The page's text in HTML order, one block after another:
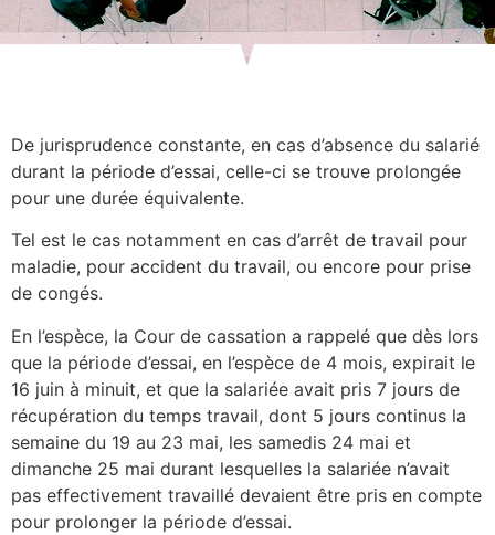
De jurisprudence constante, en cas d’absence du salarié
durant la période d’essai, celle-ci se trouve prolongée
pour une durée équivalente.
Tel est le cas notamment en cas d’arrêt de travail pour
maladie, pour accident du travail, ou encore pour prise
de congés.
En l’espèce, la Cour de cassation a rappelé que dès lors
que la période d’essai, en l’espèce de 4 mois, expirait le
16 juin à minuit, et que la salariée avait pris 7 jours de
récupération du temps travail, dont 5 jours continus la
semaine du 19 au 23 mai, les samedis 24 mai et
dimanche 25 mai durant lesquelles la salariée n’avait
pas effectivement travaillé devaient être pris en compte
pour prolonger la période d’essai.